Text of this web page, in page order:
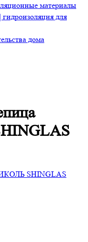
материалы
для
дома